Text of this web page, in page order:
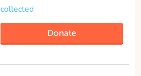
collected
Donate